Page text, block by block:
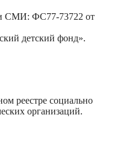
СМИ: ФС77-73722 от
детский фонд».
реестре социально
организаций.